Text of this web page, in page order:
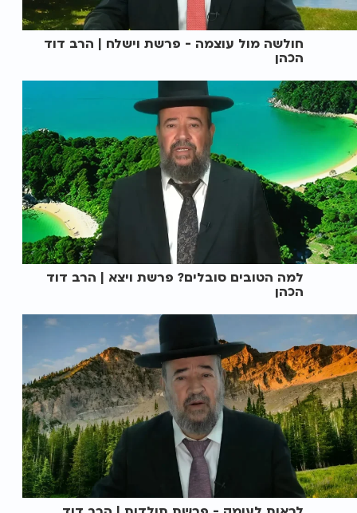
חולשה מול עוצמה - פרשת וישלח | הרב דוד
הכהן
למה הטובים סובלים? פרשת ויצא | הרב דוד
הכהן